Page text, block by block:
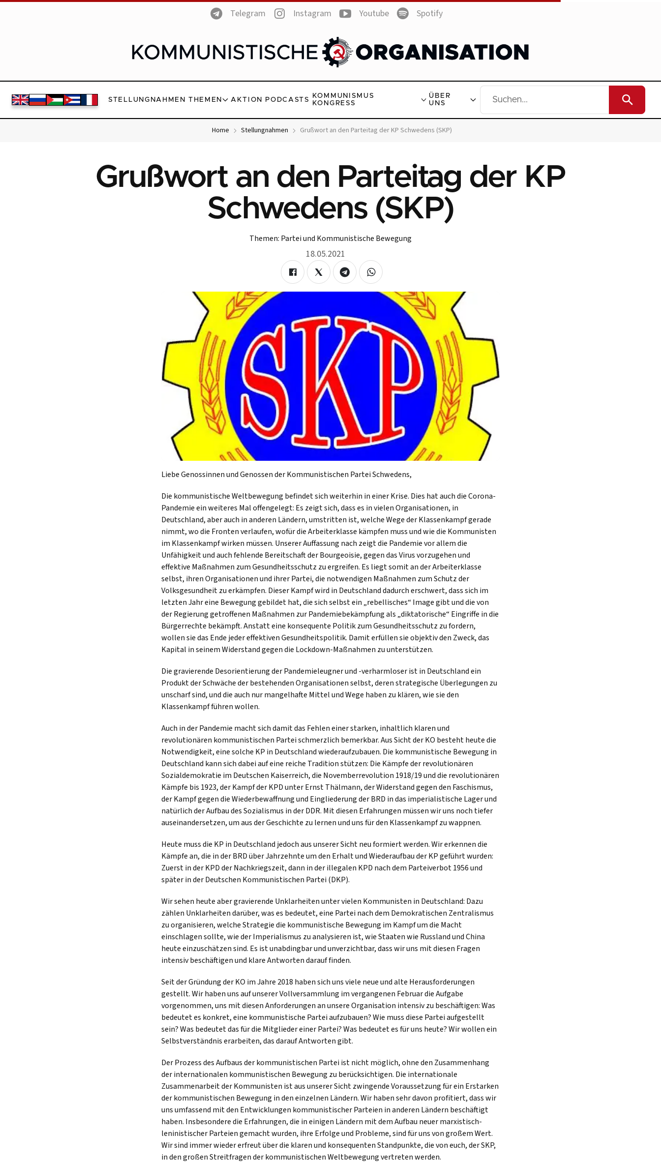
Telegram Instagram Youtube Spotify
STELLUNGNAHMEN THEMEN AKTION PODCASTS
KOMMUNISMUS
KONGRESS
ÜBER
UNS
Home Stellungnahmen Grußwort an den Parteitag der KP Schwedens (SKP)
Grußwort an den Parteitag der KP
Schwedens (SKP)
Themen: Partei und Kommunistische Bewegung
18.05.2021
Liebe Genossinnen und Genossen der Kommunistischen Partei Schwedens,
Die kommunistische Weltbewegung befindet sich weiterhin in einer Krise. Dies hat auch die Corona-
Pandemie ein weiteres Mal offengelegt: Es zeigt sich, dass es in vielen Organisationen, in
Deutschland, aber auch in anderen Ländern, umstritten ist, welche Wege der Klassenkampf gerade
nimmt, wo die Fronten verlaufen, wofür die Arbeiterklasse kämpfen muss und wie die Kommunisten
im Klassenkampf wirken müssen. Unserer Auffassung nach zeigt die Pandemie vor allem die
Unfähigkeit und auch fehlende Bereitschaft der Bourgeoisie, gegen das Virus vorzugehen und
effektive Maßnahmen zum Gesundheitsschutz zu ergreifen. Es liegt somit an der Arbeiterklasse
selbst, ihren Organisationen und ihrer Partei, die notwendigen Maßnahmen zum Schutz der
Volksgesundheit zu erkämpfen. Dieser Kampf wird in Deutschland dadurch erschwert, dass sich im
letzten Jahr eine Bewegung gebildet hat, die sich selbst ein „rebellisches“ Image gibt und die von
der Regierung getroffenen Maßnahmen zur Pandemiebekämpfung als „diktatorische“ Eingriffe in die
Bürgerrechte bekämpft. Anstatt eine konsequente Politik zum Gesundheitsschutz zu fordern,
wollen sie das Ende jeder effektiven Gesundheitspolitik. Damit erfüllen sie objektiv den Zweck, das
Kapital in seinem Widerstand gegen die Lockdown-Maßnahmen zu unterstützen.
Die gravierende Desorientierung der Pandemieleugner und -verharmloser ist in Deutschland ein
Produkt der Schwäche der bestehenden Organisationen selbst, deren strategische Überlegungen zu
unscharf sind, und die auch nur mangelhafte Mittel und Wege haben zu klären, wie sie den
Klassenkampf führen wollen.
Auch in der Pandemie macht sich damit das Fehlen einer starken, inhaltlich klaren und
revolutionären kommunistischen Partei schmerzlich bemerkbar. Aus Sicht der KO besteht heute die
Notwendigkeit, eine solche KP in Deutschland wiederaufzubauen. Die kommunistische Bewegung in
Deutschland kann sich dabei auf eine reiche Tradition stützen: Die Kämpfe der revolutionären
Sozialdemokratie im Deutschen Kaiserreich, die Novemberrevolution 1918/19 und die revolutionären
Kämpfe bis 1923, der Kampf der KPD unter Ernst Thälmann, der Widerstand gegen den Faschismus,
der Kampf gegen die Wiederbewaffnung und Eingliederung der BRD in das imperialistische Lager und
natürlich der Aufbau des Sozialismus in der DDR. Mit diesen Erfahrungen müssen wir uns noch tiefer
auseinandersetzen, um aus der Geschichte zu lernen und uns für den Klassenkampf zu wappnen.
Heute muss die KP in Deutschland jedoch aus unserer Sicht neu formiert werden. Wir erkennen die
Kämpfe an, die in der BRD über Jahrzehnte um den Erhalt und Wiederaufbau der KP geführt wurden:
Zuerst in der KPD der Nachkriegszeit, dann in der illegalen KPD nach dem Parteiverbot 1956 und
später in der Deutschen Kommunistischen Partei (DKP).
Wir sehen heute aber gravierende Unklarheiten unter vielen Kommunisten in Deutschland: Dazu
zählen Unklarheiten darüber, was es bedeutet, eine Partei nach dem Demokratischen Zentralismus
zu organisieren, welche Strategie die kommunistische Bewegung im Kampf um die Macht
einschlagen sollte, wie der Imperialismus zu analysieren ist, wie Staaten wie Russland und China
heute einzuschätzen sind. Es ist unabdingbar und unverzichtbar, dass wir uns mit diesen Fragen
intensiv beschäftigen und klare Antworten darauf finden.
Seit der Gründung der KO im Jahre 2018 haben sich uns viele neue und alte Herausforderungen
gestellt. Wir haben uns auf unserer Vollversammlung im vergangenen Februar die Aufgabe
vorgenommen, uns mit diesen Anforderungen an unsere Organisation intensiv zu beschäftigen: Was
bedeutet es konkret, eine kommunistische Partei aufzubauen? Wie muss diese Partei aufgestellt
sein? Was bedeutet das für die Mitglieder einer Partei? Was bedeutet es für uns heute? Wir wollen ein
Selbstverständnis erarbeiten, das darauf Antworten gibt.
Der Prozess des Aufbaus der kommunistischen Partei ist nicht möglich, ohne den Zusammenhang
der internationalen kommunistischen Bewegung zu berücksichtigen. Die internationale
Zusammenarbeit der Kommunisten ist aus unserer Sicht zwingende Voraussetzung für ein Erstarken
der kommunistischen Bewegung in den einzelnen Ländern. Wir haben sehr davon profitiert, dass wir
uns umfassend mit den Entwicklungen kommunistischer Parteien in anderen Ländern beschäftigt
haben. Insbesondere die Erfahrungen, die in einigen Ländern mit dem Aufbau neuer marxistisch-
leninistischer Parteien gemacht wurden, ihre Erfolge und Probleme, sind für uns von großem Wert.
Wir sind immer wieder erfreut über die klaren und konsequenten Standpunkte, die von euch, der SKP,
in den großen Streitfragen der kommunistischen Weltbewegung vertreten werden.